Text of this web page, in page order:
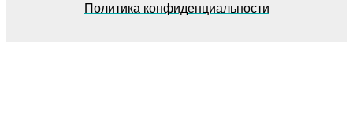
Политика конфиденциальности